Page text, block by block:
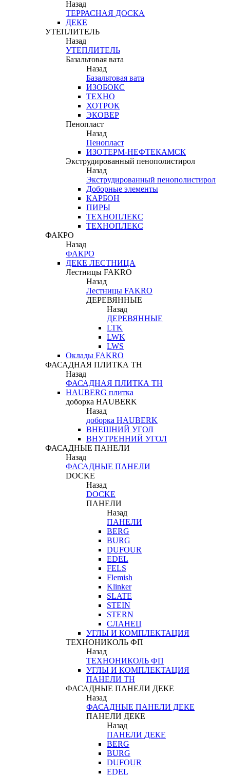
Назад
ТЕРРАСНАЯ ДОСКА
ДЕКЕ
УТЕПЛИТЕЛЬ
Назад
УТЕПЛИТЕЛЬ
Базальтовая вата
Назад
Базальтовая вата
ИЗОБОКС
ТЕХНО
ХОТРОК
ЭКОВЕР
Пенопласт
Назад
Пенопласт
ИЗОТЕРМ-НЕФТЕКАМСК
Экструдированный пенополистирол
Назад
Экструдированный пенополистирол
Доборные элементы
КАРБОН
ПИРЫ
ТЕХНОПЛЕКС
ТЕХНОПЛЕКС
ФАКРО
Назад
ФАКРО
ДЕКЕ ЛЕСТНИЦА
Лестницы FAKRO
Назад
Лестницы FAKRO
ДЕРЕВЯННЫЕ
Назад
ДЕРЕВЯННЫЕ
LTK
LWK
LWS
Оклады FAKRO
ФАСАДНАЯ ПЛИТКА ТН
Назад
ФАСАДНАЯ ПЛИТКА ТН
HAUBERG плитка
доборка HAUBERK
Назад
доборка HAUBERK
ВНЕШНИЙ УГОЛ
ВНУТРЕННИЙ УГОЛ
ФАСАДНЫЕ ПАНЕЛИ
Назад
ФАСАДНЫЕ ПАНЕЛИ
DOCKE
Назад
DOCKE
ПАНЕЛИ
Назад
ПАНЕЛИ
BERG
BURG
DUFOUR
EDEL
FELS
Flemish
Klinker
SLATE
STEIN
STERN
СЛАНЕЦ
УГЛЫ И КОМПЛЕКТАЦИЯ
ТЕХНОНИКОЛЬ ФП
Назад
ТЕХНОНИКОЛЬ ФП
УГЛЫ И КОМПЛЕКТАЦИЯ
ПАНЕЛИ ТН
ФАСАДНЫЕ ПАНЕЛИ ДЕКЕ
Назад
ФАСАДНЫЕ ПАНЕЛИ ДЕКЕ
ПАНЕЛИ ДЕКЕ
Назад
ПАНЕЛИ ДЕКЕ
BERG
BURG
DUFOUR
EDEL